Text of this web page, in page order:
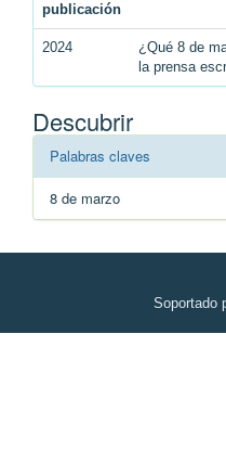
publicación
2024
¿Qué 8 de
la prensa
Descubrir
Palabras claves
8 de marzo
Soportado